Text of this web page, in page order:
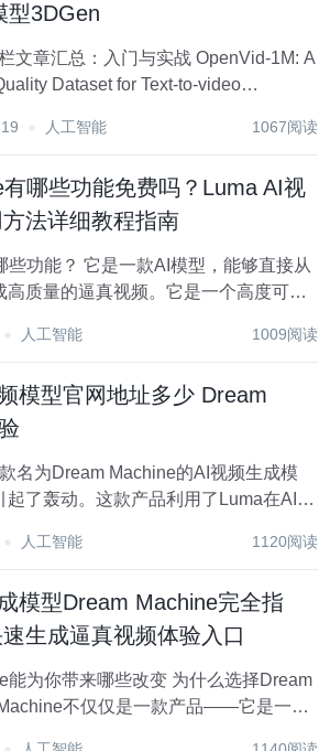
型3DGen
总：入门与实战 OpenVid-1M: A
Dataset for Text-to-video
人工智能 1067阅读
哪些功能免费吗？Luma AI视
法详细教程指南
些功能？ 它是一款AI模型，能够直接从
高质量的逼真视频。它是一个高度可扩
致且充满事件的镜头。Dream Machine
人工智能 1009阅读
模型官网地址多少 Dream
名为Dream Machine的AI视频生成模
起了轰动。这款产品利用了Luma在AI生
Machine能
人工智能 1120阅读
模型Dream Machine完全指
生成逼真视频体验入口
能为你带来哪些改变 为什么选择Dream
不仅仅是一款产品——它是一个